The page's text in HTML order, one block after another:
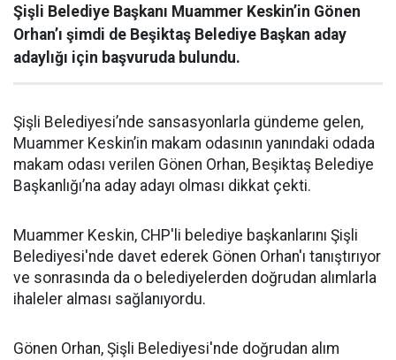
Şişli Belediye Başkanı Muammer Keskin’in Gönen
Orhan’ı şimdi de Beşiktaş Belediye Başkan aday
adaylığı için başvuruda bulundu.
Şişli Belediyesi’nde sansasyonlarla gündeme gelen,
Muammer Keskin’in makam odasının yanındaki odada
makam odası verilen Gönen Orhan, Beşiktaş Belediye
Başkanlığı’na aday adayı olması dikkat çekti.
Muammer Keskin, CHP'li belediye başkanlarını Şişli
Belediyesi'nde davet ederek Gönen Orhan'ı tanıştırıyor
ve sonrasında da o belediyelerden doğrudan alımlarla
ihaleler alması sağlanıyordu.
Gönen Orhan, Şişli Belediyesi'nde doğrudan alım